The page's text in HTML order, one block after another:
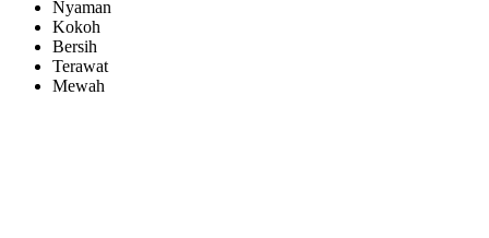
Nyaman
Kokoh
Bersih
Terawat
Mewah